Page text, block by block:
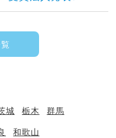
城 栃木 群馬
和歌山